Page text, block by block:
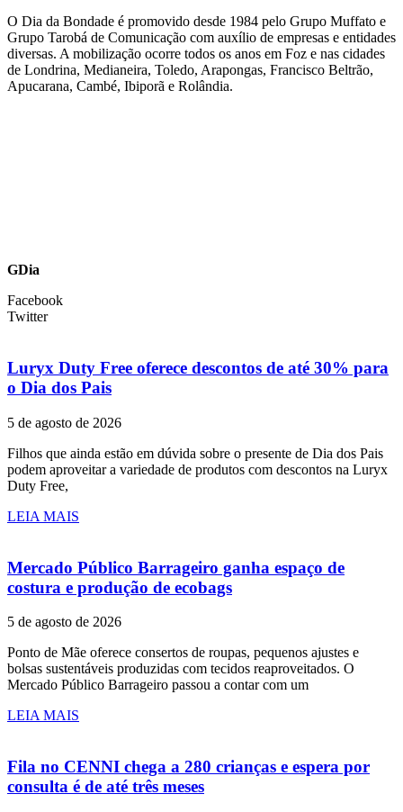
O Dia da Bondade é promovido desde 1984 pelo Grupo Muffato e
Grupo Tarobá de Comunicação com auxílio de empresas e entidades
diversas. A mobilização ocorre todos os anos em Foz e nas cidades
de Londrina, Medianeira, Toledo, Arapongas, Francisco Beltrão,
Apucarana, Cambé, Ibiporã e Rolândia.
GDia
Facebook
Twitter
Luryx Duty Free oferece descontos de até 30% para
o Dia dos Pais
5 de agosto de 2026
Filhos que ainda estão em dúvida sobre o presente de Dia dos Pais
podem aproveitar a variedade de produtos com descontos na Luryx
Duty Free,
LEIA MAIS
Mercado Público Barrageiro ganha espaço de
costura e produção de ecobags
5 de agosto de 2026
Ponto de Mãe oferece consertos de roupas, pequenos ajustes e
bolsas sustentáveis produzidas com tecidos reaproveitados. O
Mercado Público Barrageiro passou a contar com um
LEIA MAIS
Fila no CENNI chega a 280 crianças e espera por
consulta é de até três meses